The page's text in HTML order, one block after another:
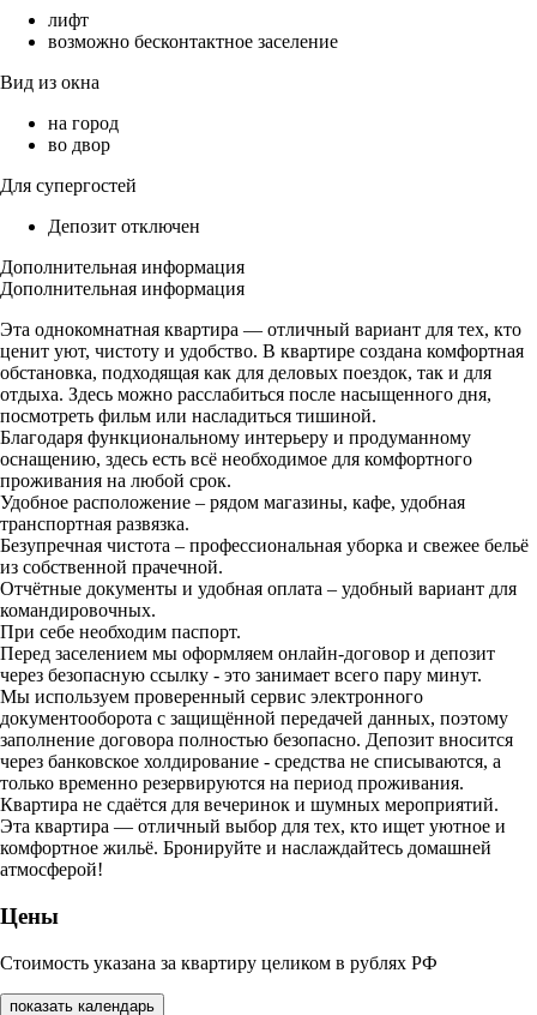
лифт
возможно бесконтактное заселение
Вид из окна
на город
во двор
Для супергостей
Депозит отключен
Дополнительная информация
Дополнительная информация
Эта однокомнатная квартира — отличный вариант для тех, кто
ценит уют, чистоту и удобство. В квартире создана комфортная
обстановка, подходящая как для деловых поездок, так и для
отдыха. Здесь можно расслабиться после насыщенного дня,
посмотреть фильм или насладиться тишиной.
Благодаря функциональному интерьеру и продуманному
оснащению, здесь есть всё необходимое для комфортного
проживания на любой срок.
Удобное расположение – рядом магазины, кафе, удобная
транспортная развязка.
Безупречная чистота – профессиональная уборка и свежее бельё
из собственной прачечной.
Отчётные документы и удобная оплата – удобный вариант для
командировочных.
При себе необходим паспорт.
Перед заселением мы оформляем онлайн-договор и депозит
через безопасную ссылку - это занимает всего пару минут.
Мы используем проверенный сервис электронного
документооборота с защищённой передачей данных, поэтому
заполнение договора полностью безопасно. Депозит вносится
через банковское холдирование - средства не списываются, а
только временно резервируются на период проживания.
Квартира не сдаётся для вечеринок и шумных мероприятий.
Эта квартира — отличный выбор для тех, кто ищет уютное и
комфортное жильё. Бронируйте и наслаждайтесь домашней
атмосферой!
Цены
Стоимость указана за квартиру целиком в рублях РФ
показать календарь